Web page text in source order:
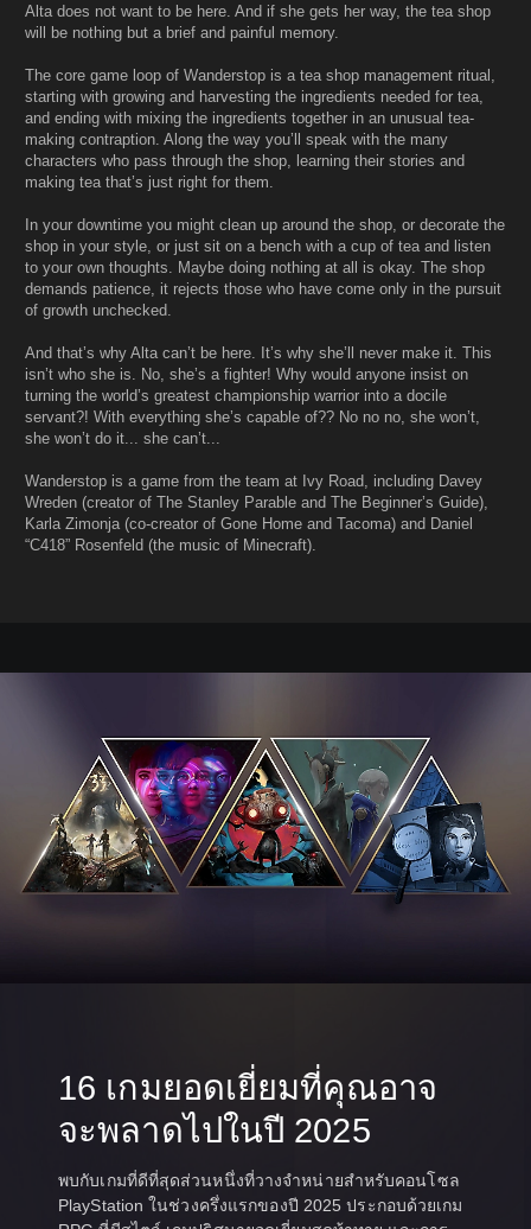
Alta does not want to be here. And if she gets her way, the tea shop
will be nothing but a brief and painful memory.
The core game loop of Wanderstop is a tea shop management ritual,
starting with growing and harvesting the ingredients needed for tea,
and ending with mixing the ingredients together in an unusual tea-
making contraption. Along the way you’ll speak with the many
characters who pass through the shop, learning their stories and
making tea that’s just right for them.
In your downtime you might clean up around the shop, or decorate the
shop in your style, or just sit on a bench with a cup of tea and listen
to your own thoughts. Maybe doing nothing at all is okay. The shop
demands patience, it rejects those who have come only in the pursuit
of growth unchecked.
And that’s why Alta can’t be here. It’s why she’ll never make it. This
isn’t who she is. No, she’s a fighter! Why would anyone insist on
turning the world’s greatest championship warrior into a docile
servant?! With everything she’s capable of?? No no no, she won’t,
she won’t do it... she can’t...
Wanderstop is a game from the team at Ivy Road, including Davey
Wreden (creator of The Stanley Parable and The Beginner’s Guide),
Karla Zimonja (co-creator of Gone Home and Tacoma) and Daniel
“C418” Rosenfeld (the music of Minecraft).
16 เกมยอดเยี่ยมที่คุณอาจ
จะพลาดไปในปี 2025
พบกับเกมที่ดีที่สุดส่วนหนึ่งที่วางจำหน่ายสำหรับคอนโซล
PlayStation ในช่วงครึ่งแรกของปี 2025 ประกอบด้วยเกม